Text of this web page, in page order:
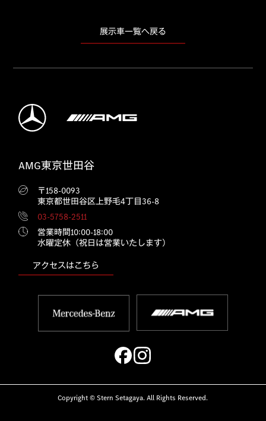
展示車一覧へ戻る
AMG東京世田谷
〒158-0093
東京都世田谷区上野毛4丁目36-8
03-5758-2511
営業時間10:00‐18:00
水曜定休（祝日は営業いたします）
アクセスはこちら
Copyright © Stern Setagaya. All Rights Reserved.